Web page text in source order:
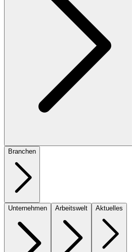
Branchen
Unternehmen Arbeitswelt Aktuelles